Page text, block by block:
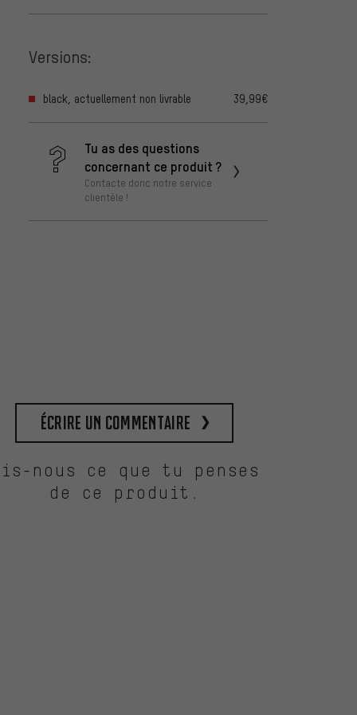
Versions:
black, actuellement non livrable 39,99€
Tu as des questions
concernant ce produit ?
Contacte donc notre service
clientèle !
Écrire un commentaire
nous ce que tu penses
de ce produit.